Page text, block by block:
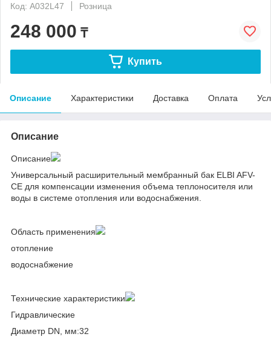
Код: A032L47
Розница
248 000 ₸
Купить
Описание Характеристики Доставка Оплата
Описание
Описание
Универсальный расширительный мембранный бак ELBI AFV-
CE для компенсации изменения объема теплоносителя или
воды в системе отопления или водоснабжения.
Область применения
отопление
водоснабжение
Технические характеристики
Гидравлические
Диаметр DN, мм:32